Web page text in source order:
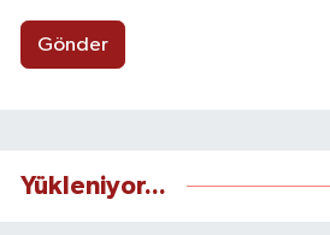
Gönder
Yükleniyor...